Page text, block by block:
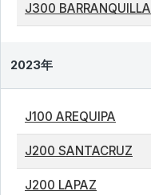
J300 BARRANQUILLA
2023年
J100 AREQUIPA
J200 SANTACRUZ
J200 LAPAZ